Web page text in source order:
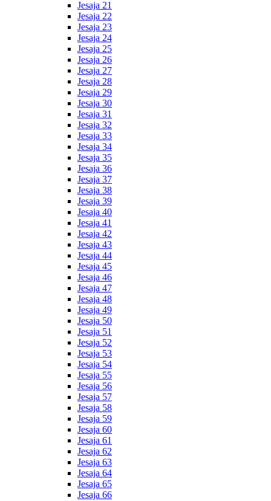
Jesaja 21
Jesaja 22
Jesaja 23
Jesaja 24
Jesaja 25
Jesaja 26
Jesaja 27
Jesaja 28
Jesaja 29
Jesaja 30
Jesaja 31
Jesaja 32
Jesaja 33
Jesaja 34
Jesaja 35
Jesaja 36
Jesaja 37
Jesaja 38
Jesaja 39
Jesaja 40
Jesaja 41
Jesaja 42
Jesaja 43
Jesaja 44
Jesaja 45
Jesaja 46
Jesaja 47
Jesaja 48
Jesaja 49
Jesaja 50
Jesaja 51
Jesaja 52
Jesaja 53
Jesaja 54
Jesaja 55
Jesaja 56
Jesaja 57
Jesaja 58
Jesaja 59
Jesaja 60
Jesaja 61
Jesaja 62
Jesaja 63
Jesaja 64
Jesaja 65
Jesaja 66